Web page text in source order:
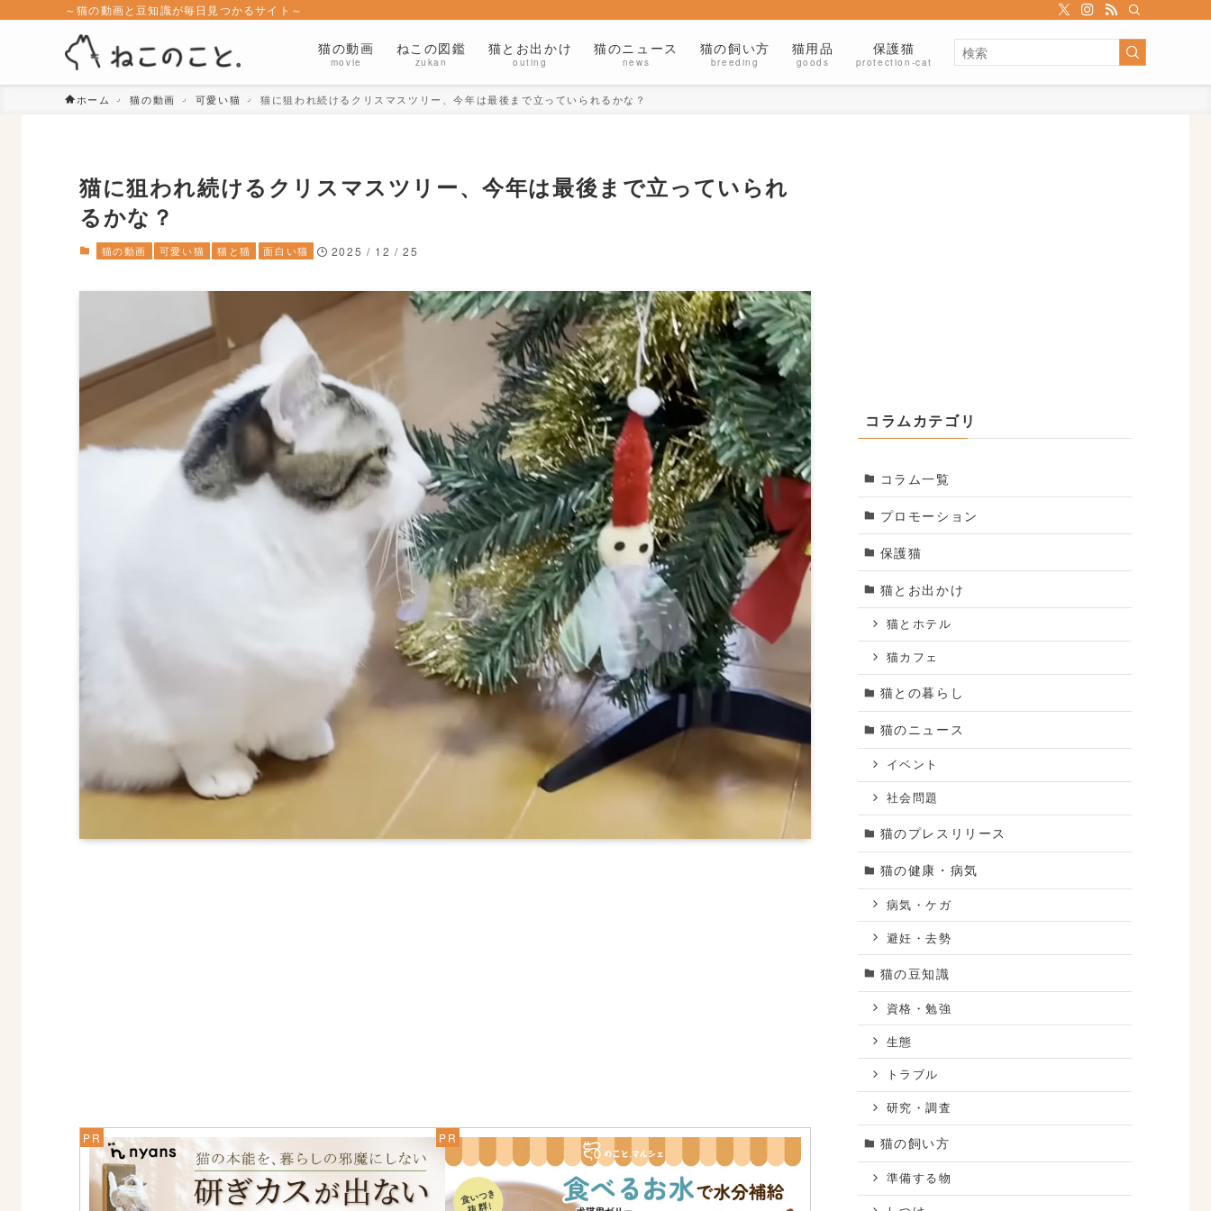
～猫の動画と豆知識が毎日見つかるサイト～
猫の動画
movie
ねこの図鑑
zukan
猫とお出かけ
outing
猫のニュース
news
猫の飼い方
breeding
猫用品
goods
保護猫
protection-cat
ホーム 猫の動画 可愛い猫 猫に狙われ続けるクリスマスツリー、今年は最後まで立っていられるかな？
猫に狙われ続けるクリスマスツリー、今年は最後まで立っていられ
るかな？
猫の動画 可愛い猫 猫と猫 面白い猫 2025 / 12 / 25
コラムカテゴリ
コラム一覧
プロモーション
保護猫
猫とお出かけ
猫とホテル
猫カフェ
猫との暮らし
猫のニュース
イベント
社会問題
猫のプレスリリース
猫の健康・病気
病気・ケガ
避妊・去勢
猫の豆知識
資格・勉強
生態
トラブル
研究・調査
猫の飼い方
準備する物